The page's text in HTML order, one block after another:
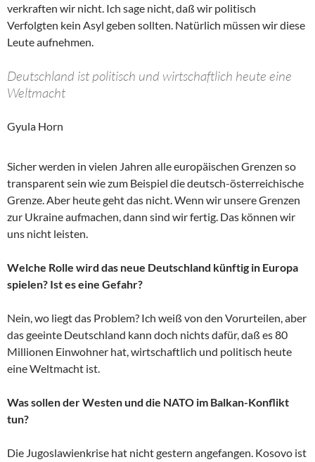
verkraften wir nicht. Ich sage nicht, daß wir politisch
Verfolgten kein Asyl geben sollten. Natürlich müssen wir diese
Leute aufnehmen.
Deutschland ist politisch und wirtschaftlich heute eine
Weltmacht
Gyula Horn
Sicher werden in vielen Jahren alle europäischen Grenzen so
transparent sein wie zum Beispiel die deutsch-österreichische
Grenze. Aber heute geht das nicht. Wenn wir unsere Grenzen
zur Ukraine aufmachen, dann sind wir fertig. Das können wir
uns nicht leisten.
Welche Rolle wird das neue Deutschland künftig in Europa
spielen? Ist es eine Gefahr?
Nein, wo liegt das Problem? Ich weiß von den Vorurteilen, aber
das geeinte Deutschland kann doch nichts dafür, daß es 80
Millionen Einwohner hat, wirtschaftlich und politisch heute
eine Weltmacht ist.
Was sollen der Westen und die NATO im Balkan-Konflikt
tun?
Die Jugoslawienkrise hat nicht gestern angefangen. Kosovo ist